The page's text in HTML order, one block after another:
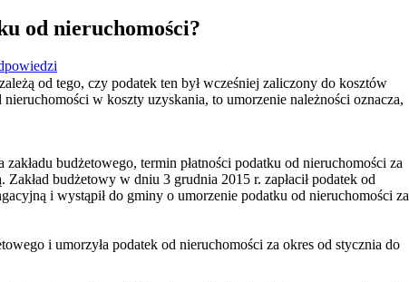
od nieruchomości?
od tego, czy podatek ten był wcześniej zaliczony do kosztów
w koszty uzyskania, to umorzenie należności oznacza,
budżetowego, termin płatności podatku od nieruchomości za
budżetowy w dniu 3 grudnia 2015 r. zapłacił podatek od
i wystąpił do gminy o umorzenie podatku od nieruchomości za
i umorzyła podatek od nieruchomości za okres od stycznia do